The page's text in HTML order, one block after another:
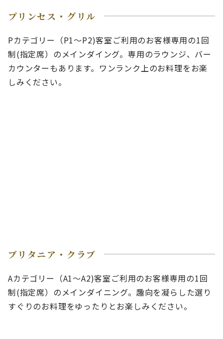
プリンセス・グリル
Pカテゴリー（P1～P2)客室ご利用のお客様専用の1回
制(指定席）のメインダイング。専用のラウンジ、バー
カウンターもあります。ワンランク上のお料理をお楽
しみください。
ブリタニア・クラブ
Aカテゴリー（A1～A2)客室ご利用のお客様専用の1回
制(指定席）のメインダイニング。趣向を凝らした選り
すぐりのお料理をゆったりとお楽しみください。